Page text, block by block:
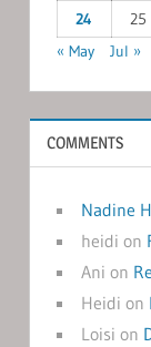
24
25
« May
Jul »
COMMENTS
Nadine
heidi on
Ani on
Heidi on
Loisi on